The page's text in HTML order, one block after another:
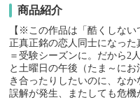
商品紹介
【※この作品は「酷くしな
正真正銘の恋人同士になっ
＝受験シーズンに。だから2
と土曜日の午後（たま～に
き合ったりしたいのに、な
誤解が発生、またしても危